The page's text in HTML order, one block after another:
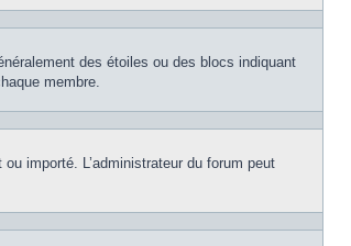
des étoiles ou des blocs indiquant
membre.
importé. L’administrateur du forum peut